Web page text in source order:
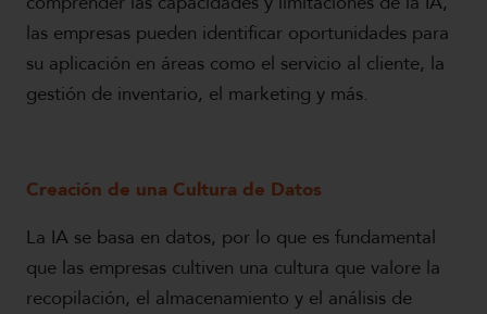
las empresas pueden identificar oportunidades para
su aplicación en áreas como el servicio al cliente, la
gestión de inventario, el marketing y más.
Creación de una Cultura de Datos
La IA se basa en datos, por lo que es fundamental
que las empresas cultiven una cultura que valore la
recopilación, el almacenamiento y el análisis de